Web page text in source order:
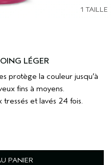
1 TAILLE
LÉGER
protège la couleur jusqu’à
fins à moyens.
et lavés 24 fois.
PANIER